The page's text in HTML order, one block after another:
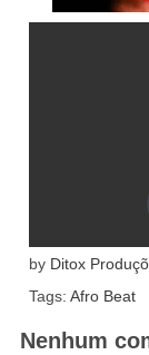
by Ditox
Tags: Afro Beat
Nenhum